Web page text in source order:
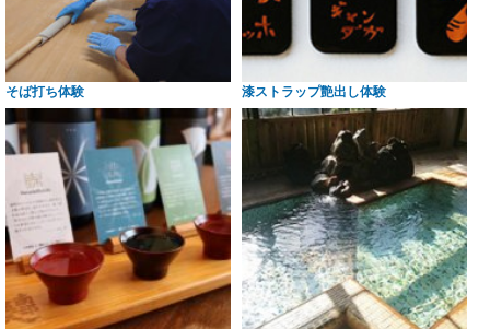
そば打ち体験 漆ストラップ艶出し体験